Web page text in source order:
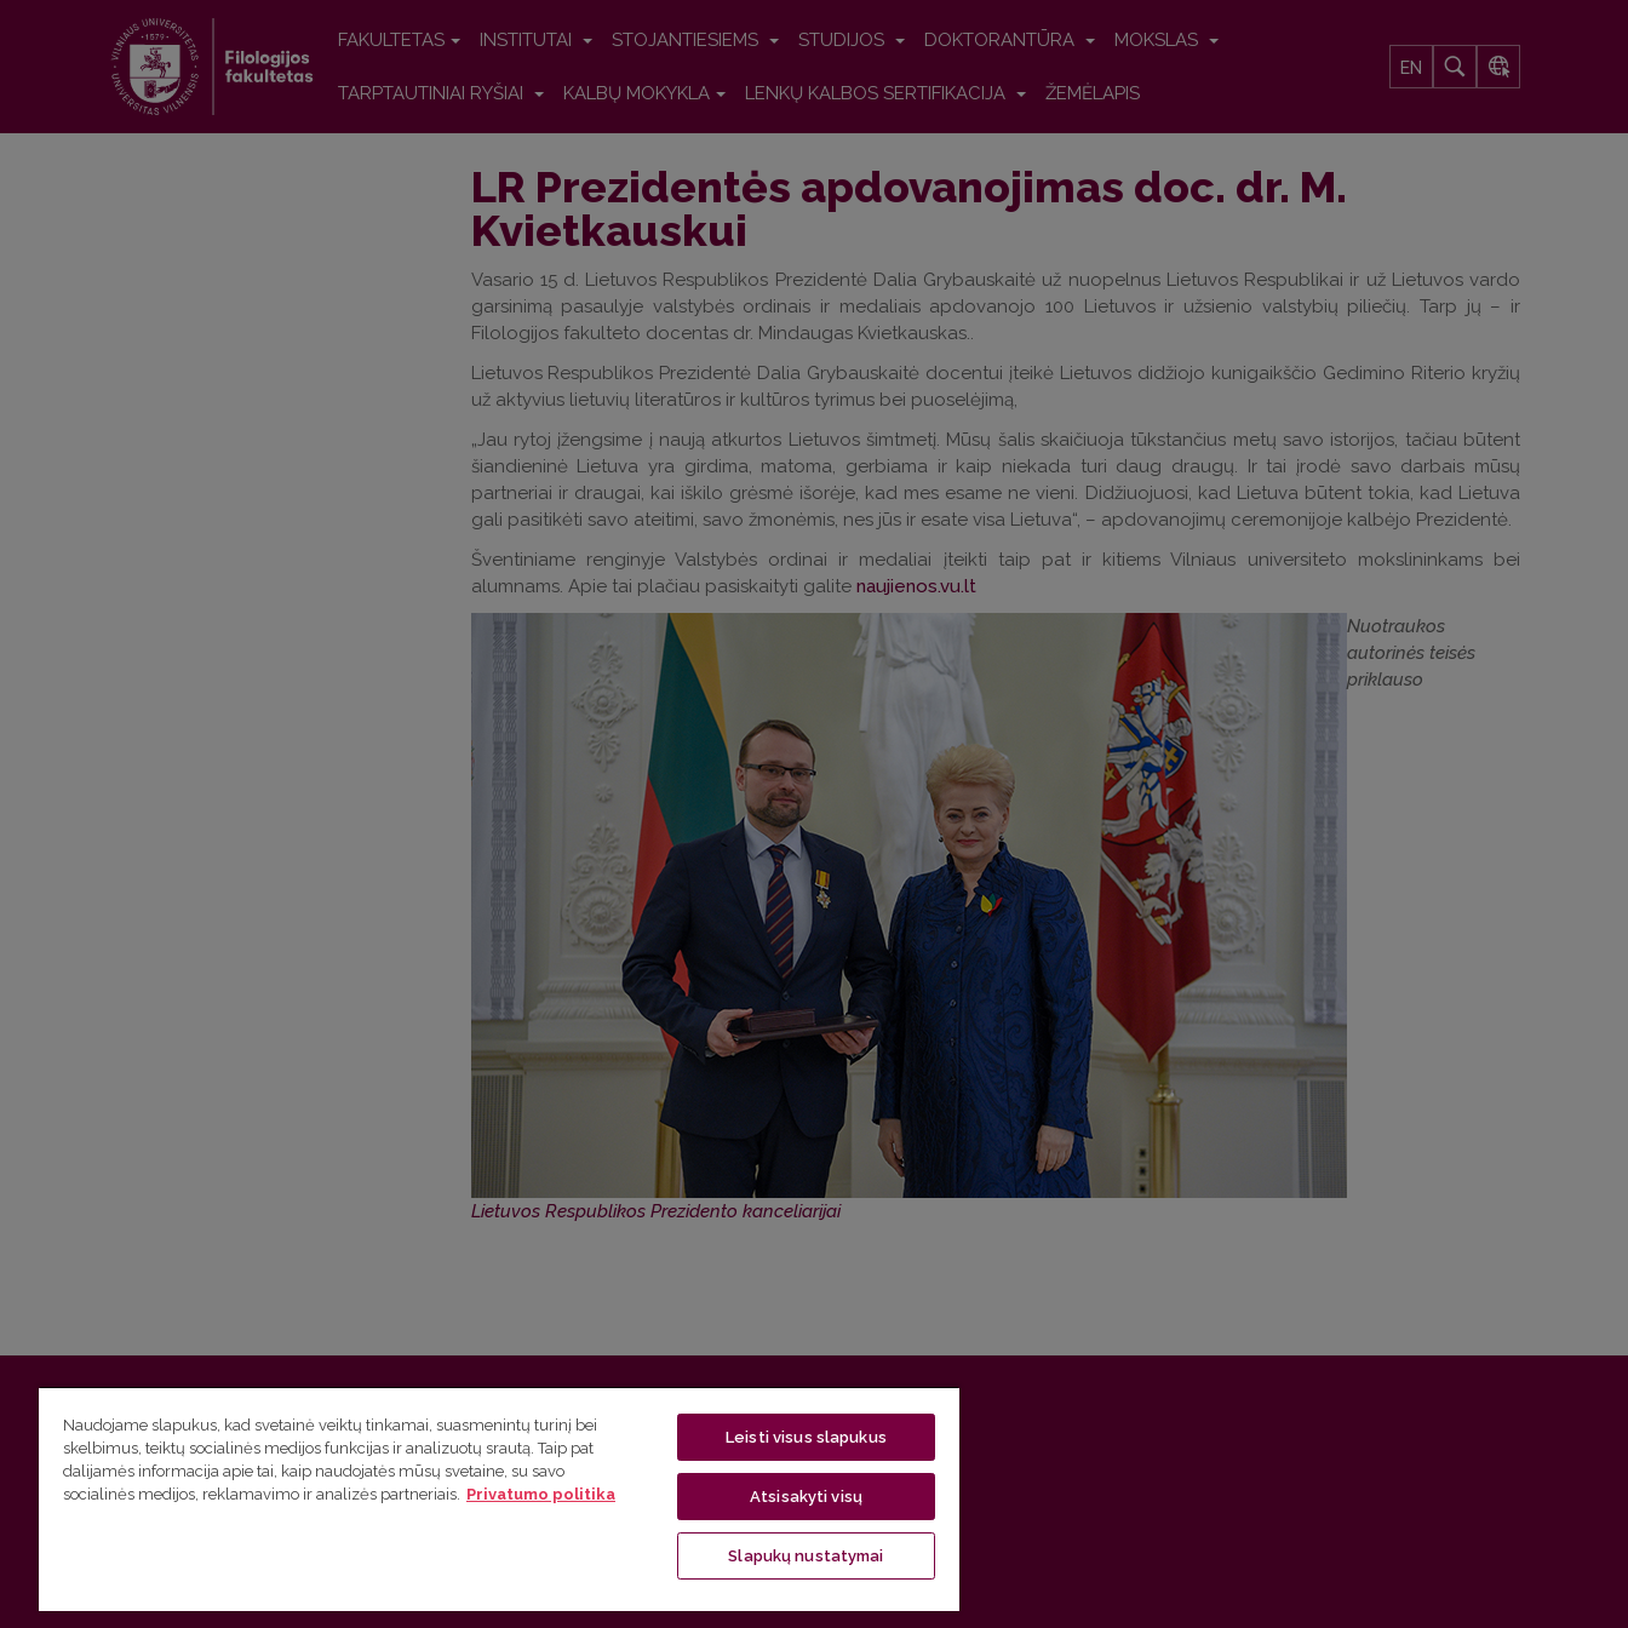
FAKULTETAS INSTITUTAI STOJANTIESIEMS STUDIJOS DOKTORANTŪRA MOKSLAS
TARPTAUTINIAI RYŠIAI KALBŲ MOKYKLA LENKŲ KALBOS SERTIFIKACIJA ŽEMĖLAPIS
EN
LR Prezidentės apdovanojimas doc. dr. M.
Kvietkauskui
Vasario 15 d. Lietuvos Respublikos Prezidentė Dalia Grybauskaitė už nuopelnus Lietuvos Respublikai ir už Lietuvos vardo
garsinimą pasaulyje valstybės ordinais ir medaliais apdovanojo 100 Lietuvos ir užsienio valstybių piliečių. Tarp jų – ir
Filologijos fakulteto docentas dr. Mindaugas Kvietkauskas..
Lietuvos Respublikos Prezidentė Dalia Grybauskaitė docentui įteikė Lietuvos didžiojo kunigaikščio Gedimino Riterio kryžių
už aktyvius lietuvių literatūros ir kultūros tyrimus bei puoselėjimą,
„Jau rytoj įžengsime į naują atkurtos Lietuvos šimtmetį. Mūsų šalis skaičiuoja tūkstančius metų savo istorijos, tačiau būtent
šiandieninė Lietuva yra girdima, matoma, gerbiama ir kaip niekada turi daug draugų. Ir tai įrodė savo darbais mūsų
partneriai ir draugai, kai iškilo grėsmė išorėje, kad mes esame ne vieni. Didžiuojuosi, kad Lietuva būtent tokia, kad Lietuva
gali pasitikėti savo ateitimi, savo žmonėmis, nes jūs ir esate visa Lietuva“, – apdovanojimų ceremonijoje kalbėjo Prezidentė.
Šventiniame renginyje Valstybės ordinai ir medaliai įteikti taip pat ir kitiems Vilniaus universiteto mokslininkams bei
alumnams. Apie tai plačiau pasiskaityti galite naujienos.vu.lt
Nuotraukos
autorinės teisės
priklauso
Lietuvos Respublikos Prezidento kanceliarijai
Vilniaus universitetas Filologijos fakultetas | Universiteto g. 5, LT-01131 Vilnius
Studijų skyriaus(studijų ir tvarkaraščio klausimai) tel. (0 5) 268 7208 | El. paštasstudijos@flf.vu.lt
Administracijos(personalo, auditorijų ir komunikacijos klausimai) tel. (0 5) 268 7207 | El. paštasflf@flf.vu.lt
https://www.flf.vu.lt/lsk| El. paštasandrius.apinis@flf.vu.lt
Naudojame slapukus, kad svetainė veiktų tinkamai, suasmenintų turinį bei
skelbimus, teiktų socialinės medijos funkcijas ir analizuotų srautą. Taip pat
dalijamės informacija apie tai, kaip naudojatės mūsų svetaine, su savo
socialinės medijos, reklamavimo ir analizės partneriais. Privatumo politika
Leisti visus slapukus
Atsisakyti visų
Slapukų nustatymai